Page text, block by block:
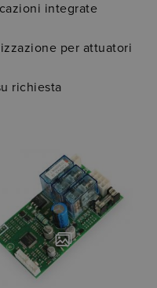
integrate
per attuatori
richiesta